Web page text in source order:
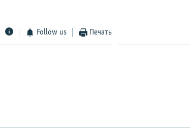
Follow us Печать